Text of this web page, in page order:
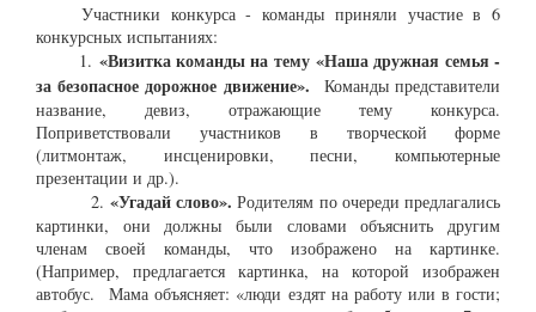
Участники конкурса - команды приняли участие в 6
конкурсных испытаниях:
1. «Визитка команды на тему «Наша дружная семья -
за безопасное дорожное движение».
Команды представители
название, девиз, отражающие тему конкурса.
Поприветствовали участников в творческой форме
(литмонтаж, инсценировки, песни, компьютерные
презентации и др.).
2. «Угадай слово».Родителям по очереди предлагались
картинки, они должны были словами объяснить другим
членам своей команды, что изображено на картинке.
(Например, предлагается картинка, на которой изображен
автобус. Мама объясняет: «люди ездят на работу или в гости;